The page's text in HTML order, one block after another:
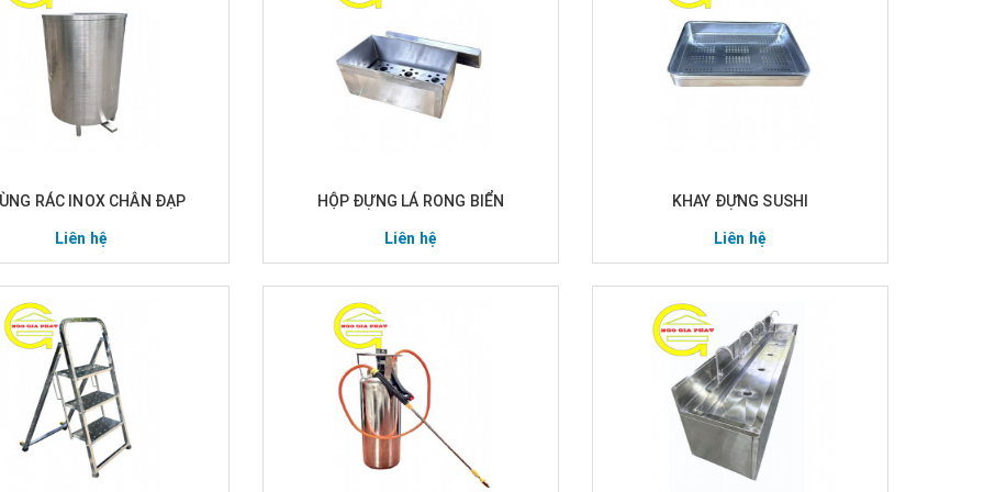
RÁC INOX CHÂN ĐẠP
Liên hệ
HỘP ĐỰNG LÁ RONG BIỂN
Liên hệ
KHAY ĐỰNG SUSHI
Liên hệ